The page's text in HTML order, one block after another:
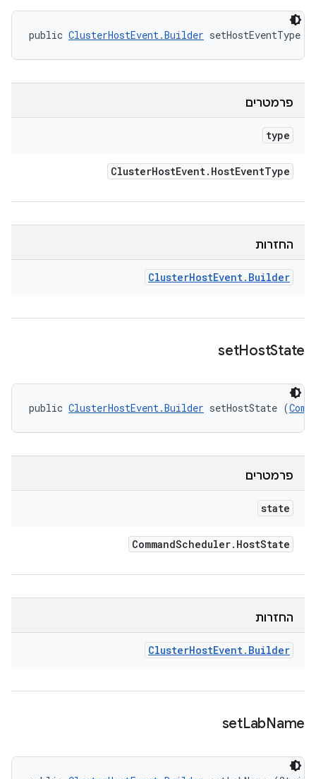
public ClusterHostEvent.Builder setHostEventType (
פרמטרים
type
ClusterHostEvent. HostEventType
החזרות
ClusterHostEvent. Builder
setHostState
public ClusterHostEvent.Builder setHostState (
פרמטרים
state
CommandScheduler. HostState
החזרות
ClusterHostEvent. Builder
setLabName